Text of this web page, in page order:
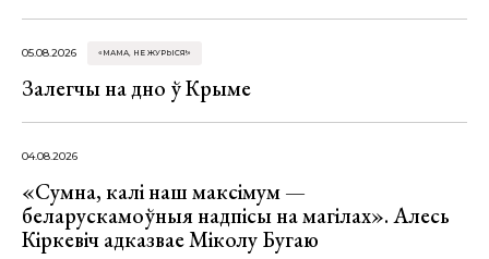
05.08.2026 «МАМА, НЕ ЖУРЫСЯ!»
Залегчы на дно ў Крыме
04.08.2026
«Сумна, калі наш максімум —
беларускамоўныя надпісы на магілах». Алесь
Кіркевіч адказвае Міколу Бугаю